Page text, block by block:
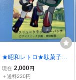
★昭和レトロ★駄菓子屋
★天田 第2弾 UFOロボ
グレンダイザー ミニカー
現在 2,000円
＋送料230円